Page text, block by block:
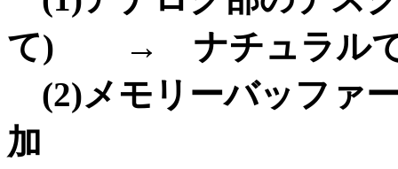
て) → ナチュラル
(2)メモリーバッファ
加 → 軽